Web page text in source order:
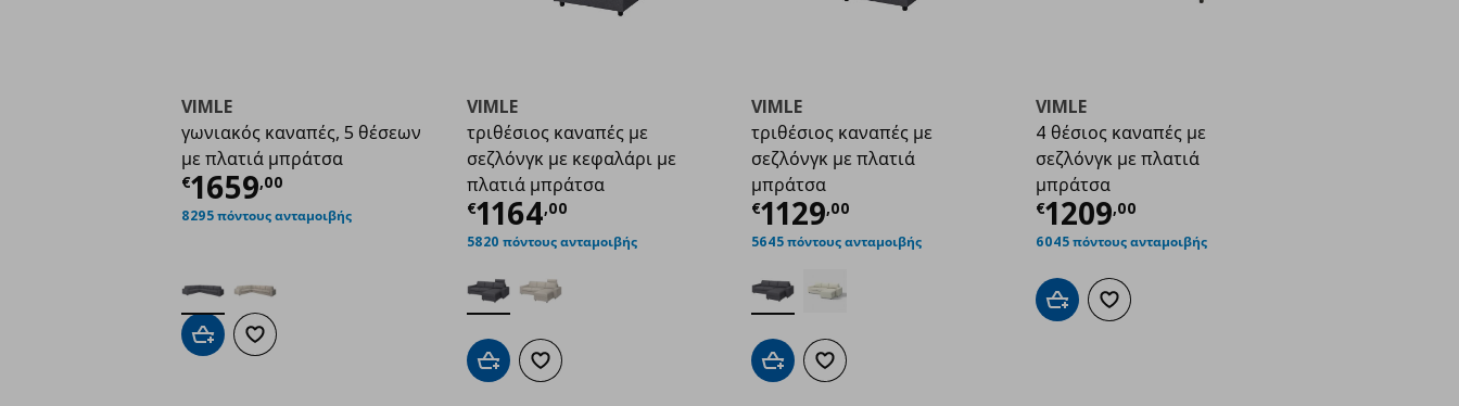
VIMLE
γωνιακός καναπές, 5 θέσεων
με πλατιά μπράτσα
€1659,00
Τρέχουσα τιμή € 1659,00
8295 πόντους ανταμοιβής
Προσθήκη στο καλάθι
Προσθήκη στα αγαπημένα
VIMLE
τριθέσιος καναπές με
σεζλόνγκ με κεφαλάρι με
πλατιά μπράτσα
€1164,00
Τρέχουσα τιμή € 1164,00
5820 πόντους ανταμοιβής
Προσθήκη στο καλάθι
Προσθήκη στα αγαπημένα
VIMLE
τριθέσιος καναπές με
σεζλόνγκ με πλατιά
μπράτσα
€1129,00
Τρέχουσα τιμή € 1129,00
5645 πόντους ανταμοιβής
Προσθήκη στο καλάθι
Προσθήκη στα αγαπημένα
VIMLE
4 θέσιος καναπές με
σεζλόνγκ με πλατιά
μπράτσα
€1209,00
Τρέχουσα τιμή
6045 πόντους ανταμοιβής
Προσθήκη στο καλάθι
Προσθήκη στα αγαπημένα